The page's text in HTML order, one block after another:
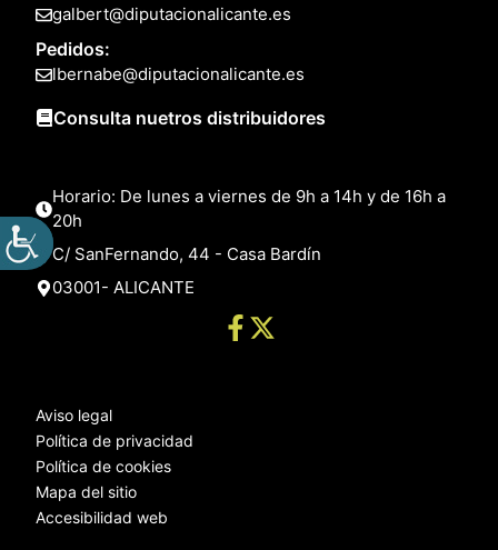
galbert@diputacionalicante.es
Pedidos:
lbernabe@diputacionalicante.es
Consulta nuetros distribuidores
Horario: De lunes a viernes de 9h a 14h y de 16h a
20h
C/ SanFernando, 44 - Casa Bardín
03001- ALICANTE
Aviso legal
Política de privacidad
Política de cookies
Mapa del sitio
Accesibilidad web